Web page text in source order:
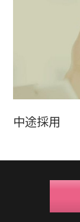
中途採用